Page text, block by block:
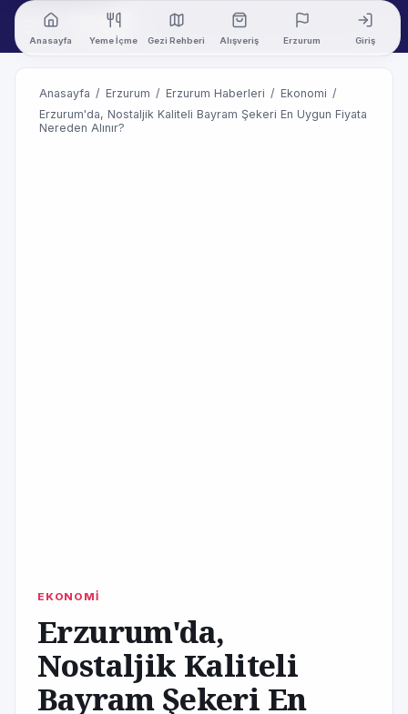
Anasayfa Yeme İçme Gezi Rehberi Alışveriş Erzurum Giriş
Anasayfa / Erzurum / Erzurum Haberleri / Ekonomi /
Erzurum'da, Nostaljik Kaliteli Bayram Şekeri En Uygun Fiyata
Nereden Alınır?
EKONOMİ
Erzurum'da,
Nostaljik Kaliteli
Bayram Şekeri En